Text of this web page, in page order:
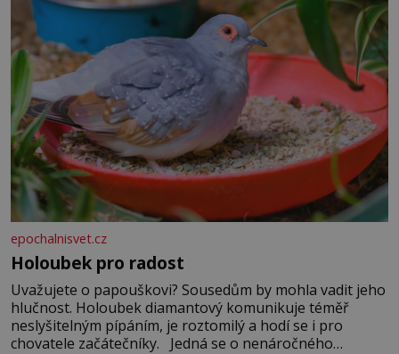
epochalnisvet.cz
Holoubek pro radost
Uvažujete o papouškovi? Sousedům by mohla vadit jeho
hlučnost. Holoubek diamantový komunikuje téměř
neslyšitelným pípáním, je roztomilý a hodí se i pro
chovatele začátečníky. Jedná se o nenáročného